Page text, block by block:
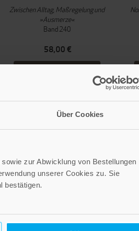
Über Cookies
zur Abwicklung von Bestellungen
unserer Cookies zu. Sie
bestätigen.
Zwischen Alltag, Maßregelung und
»Ausmerze«
Band 240
58,00 €